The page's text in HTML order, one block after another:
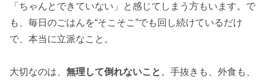
「ちゃんとできていない」と感じてしまう方もいます。で
も、毎日のごはんを“そこそこ”でも回し続けているだけ
で、本当に立派なこと。
大切なのは、 無理して倒れないこと。手抜きも、外食も、